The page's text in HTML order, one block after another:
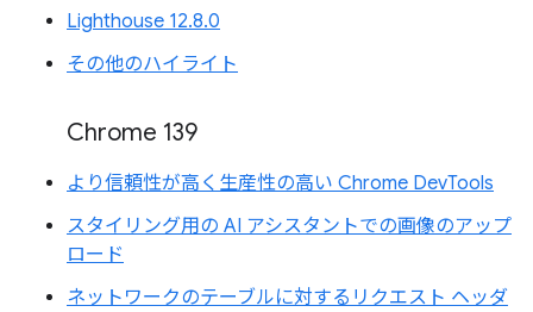
Lighthouse 12.8.0
その他のハイライト
Chrome 139
より信頼性が高く生産性の高い Chrome DevTools
スタイリング用の AI アシスタントでの画像のアップ
ロード
ネットワークのテーブルに対するリクエスト ヘッダ